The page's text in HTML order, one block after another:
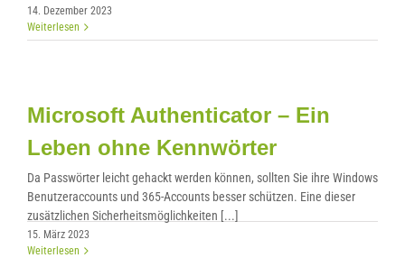
14. Dezember 2023
Weiterlesen
Microsoft Authenticator – Ein
Leben ohne Kennwörter
Da Passwörter leicht gehackt werden können, sollten Sie ihre Windows
Benutzeraccounts und 365-Accounts besser schützen. Eine dieser
zusätzlichen Sicherheitsmöglichkeiten [...]
15. März 2023
Weiterlesen